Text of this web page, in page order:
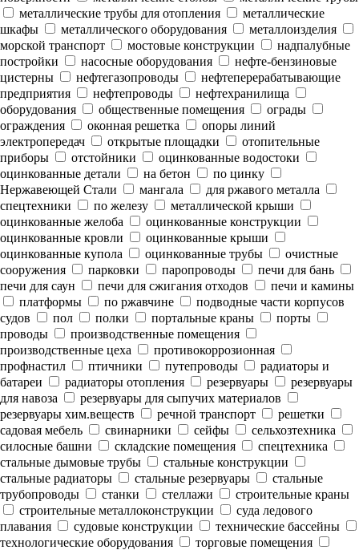
металлические трубы для отопления
металлические
шкафы
металлического оборудования
металлоизделия
морской транспорт
мостовые конструкции
надпалубные
постройки
насосные оборудования
нефте-бензиновые
цистерны
нефтегазопроводы
нефтеперерабатывающие
предприятия
нефтепроводы
нефтехранилища
оборудования
общественные помещения
ограды
ограждения
оконная решетка
опоры линий
электропередач
открытые площадки
отопительные
приборы
отстойники
оцинкованные водостоки
оцинкованные детали
на бетон
по цинку
Нержавеющей Стали
мангала
для ржавого металла
спецтехники
по железу
металлической крыши
оцинкованные желоба
оцинкованные конструкции
оцинкованные кровли
оцинкованные крыши
оцинкованные купола
оцинкованные трубы
очистные
сооружения
парковки паропроводы
печи для бань
печи для саун
печи для сжигания отходов
печи и камины
платформы
по ржавчине
подводные части корпусов
судов
пол полки портальные краны
порты
проводы
производственные помещения
производственные цеха
противокоррозионная
профнастил
птичники путепроводы
радиаторы и
батареи
радиаторы отопления резервуары
резервуары
для навоза
резервуары для сыпучих материалов
резервуары хим.веществ
речной транспорт
решетки
садовая мебель
свинарники сейфы
сельхозтехника
силосные башни
складские помещения
спецтехника
стальные дымовые трубы
стальные конструкции
стальные радиаторы
стальные резервуары
стальные
трубопроводы
станки стеллажи
строительные краны
строительные металлоконструкции
суда ледового
плавания
судовые конструкции
технические бассейны
технологические оборудования
торговые помещения